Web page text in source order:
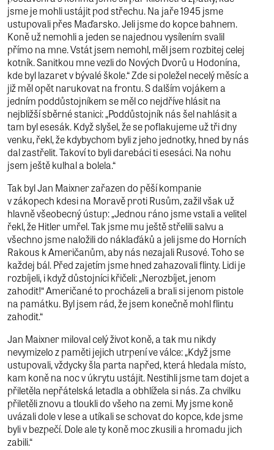
jsme je mohli ustájit pod střechu. Na jaře 1945 jsme
ustupovali přes Maďarsko. Jeli jsme do kopce bahnem.
Koně už nemohli a jeden se najednou vysílením svalil
přímo na mne. Vstát jsem nemohl, měl jsem rozbitej celej
kotník. Sanitkou mne vezli do Nových Dvorů u Hodonína,
kde byl lazaret v bývalé škole.“ Zde si poležel necelý měsíc a
již měl opět narukovat na frontu. S dalším vojákem a
jedním poddůstojníkem se měl co nejdříve hlásit na
nejbližší sběrné stanici: „Poddůstojník nás šel nahlásit a
tam byl esesák. Když slyšel, že se poflakujeme už tři dny
venku, řekl, že kdybychom byli z jeho jednotky, hned by nás
dal zastřelit. Takoví to byli darebáci ti esesáci. Na nohu
jsem ještě kulhal a bolela.“
Tak byl Jan Maixner zařazen do pěší kompanie
v zákopech kdesi na Moravě proti Rusům, zažil však už
hlavně všeobecný ústup: „Jednou ráno jsme vstali a velitel
řekl, že Hitler umřel. Tak jsme mu ještě střelili salvu a
všechno jsme naložili do náklaďáků a jeli jsme do Horních
Rakous k Američanům, aby nás nezajali Rusové. Toho se
každej bál. Před zajetím jsme hned zahazovali flinty. Lidi je
rozbíjeli, i když důstojníci křičeli: „Nerozbíjet, jenom
zahodit!“ Američané to procházeli a brali si jenom pistole
na památku. Byl jsem rád, že jsem konečně mohl flintu
zahodit.“
Jan Maixner miloval celý život koně, a tak mu nikdy
nevymizelo z paměti jejich utrpení ve válce: „Když jsme
ustupovali, vždycky šla parta napřed, která hledala místo,
kam koně na noc v úkrytu ustájit. Nestihli jsme tam dojet a
přiletěla nepřátelská letadla a obhlížela si nás. Za chvilku
přiletěli znovu a tloukli do všeho na zemi. My jsme koně
uvázali dole v lese a utíkali se schovat do kopce, kde jsme
byli v bezpečí. Dole ale ty koně moc zkusili a hromadu jich
zabili.“